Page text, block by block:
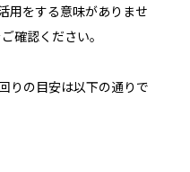
用をする意味がありませ
認ください。
りの目安は以下の通りで